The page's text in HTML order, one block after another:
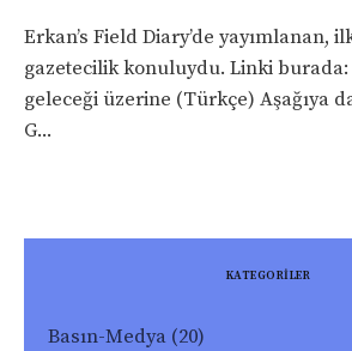
Erkan’s Field Diary’de yayımlanan,
gazetecilik konuluydu. Linki
geleceği üzerine (Türkçe) Aşağıya
G...
KATEGORİLER
Basın-Medya (20)